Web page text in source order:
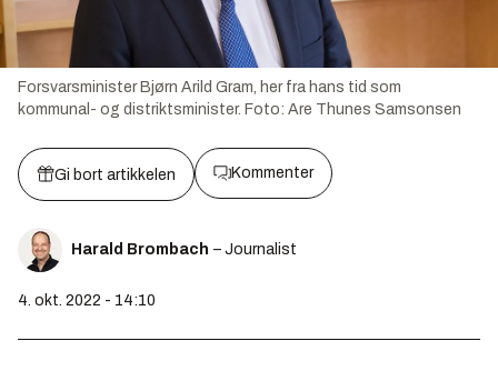
Forsvarsminister Bjørn Arild Gram, her fra hans tid som
kommunal- og distriktsminister. Foto: Are Thunes Samsonsen
Gi bort artikkelen Kommenter
Harald Brombach – Journalist
4. okt. 2022 - 14:10